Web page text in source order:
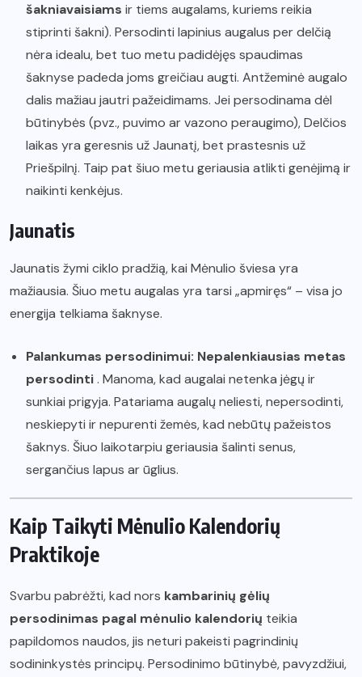
šakniavaisiams ir tiems augalams, kuriems reikia
stiprinti šakni). Persodinti lapinius augalus per delčią
nėra idealu, bet tuo metu padidėjęs spaudimas
šaknyse padeda joms greičiau augti. Antžeminė augalo
dalis mažiau jautri pažeidimams. Jei persodinama dėl
būtinybės (pvz., puvimo ar vazono peraugimo), Delčios
laikas yra geresnis už Jaunatį, bet prastesnis už
Priešpilnį. Taip pat šiuo metu geriausia atlikti genėjimą ir
naikinti kenkėjus.
Jaunatis
Jaunatis žymi ciklo pradžią, kai Mėnulio šviesa yra
mažiausia. Šiuo metu augalas yra tarsi „apmiręs“ – visa jo
energija telkiama šaknyse.
Palankumas persodinimui: Nepalenkiausias metas
persodinti. Manoma, kad augalai netenka jėgų ir
sunkiai prigyja. Patariama augalų neliesti, nepersodinti,
neskiepyti ir nepurenti žemės, kad nebūtų pažeistos
šaknys. Šiuo laikotarpiu geriausia šalinti senus,
sergančius lapus ar ūglius.
Kaip Taikyti Mėnulio Kalendorių
Praktikoje
Svarbu pabrėžti, kad nors kambarinių gėlių
persodinimas pagal mėnulio kalendorių teikia
papildomos naudos, jis neturi pakeisti pagrindinių
sodininkystės principų. Persodinimo būtinybė, pavyzdžiui,